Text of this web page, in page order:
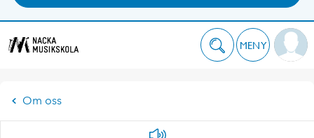
MENY
Om oss